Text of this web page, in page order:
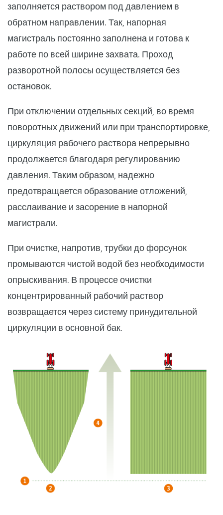
заполняется раствором под давлением в
обратном направлении. Так, напорная
магистраль постоянно заполнена и готова к
работе по всей ширине захвата. Проход
разворотной полосы осуществляется без
остановок.
При отключении отдельных секций, во время
поворотных движений или при транспортировке,
циркуляция рабочего раствора непрерывно
продолжается благодаря регулированию
давления. Таким образом, надежно
предотвращается образование отложений,
расслаивание и засорение в напорной
магистрали.
При очистке, напротив, трубки до форсунок
промываются чистой водой без необходимости
опрыскивания. В процессе очистки
концентрированный рабочий раствор
возвращается через систему принудительной
циркуляции в основной бак.